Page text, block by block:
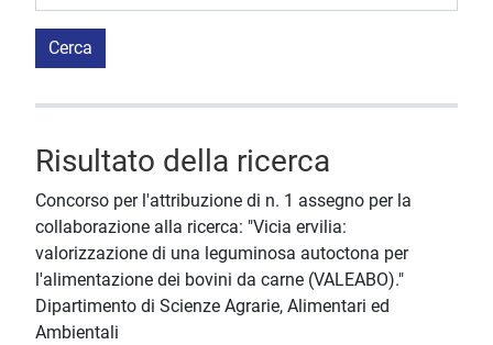
Cerca
Risultato della ricerca
Concorso per l'attribuzione di n. 1 assegno per la
collaborazione alla ricerca: "Vicia ervilia:
valorizzazione di una leguminosa autoctona per
l'alimentazione dei bovini da carne (VALEABO)."
Dipartimento di Scienze Agrarie, Alimentari ed
Ambientali